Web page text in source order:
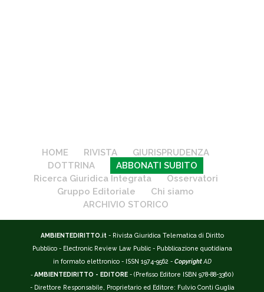
HOME RIVISTA
GIURISPRUDENZA
DOTTRINA
ABBONATI SUBITO
Ricerca Giuridica Integrata
Osservatori
Gruppo Editoriale
Chi siamo
ARCHIVIO STORICO
AMBIENTEDIRITTO.it - Rivista Giuridica Telematica di Diritto
Pubblico - Electronic Review Law Public - Pubblicazione quotidiana
in formato elettronico - ISSN 1974-9562 - Copyright AD
-AMBIENTEDIRITTO - EDITORE - (Prefisso Editore ISBN 978-88-3360)
- Direttore Responsabile, Proprietario ed Editore: Fulvio Conti Guglia